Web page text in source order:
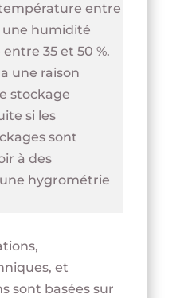
entre
une humidité
35 et 50 %.
une raison
stockage
si les
sont
à des
hygrométrie
et
sont basées sur